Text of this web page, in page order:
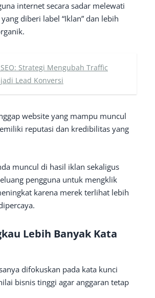
internet secara sadar melewati
diberi label “Iklan” dan lebih
SEO: Strategi Mengubah Traffic
Lead Konversi
website yang mampu muncul
reputasi dan kredibilitas yang
muncul di hasil iklan sekaligus
pengguna untuk mengklik
karena merek terlihat lebih
Lebih Banyak Kata
difokuskan pada kata kunci
bisnis tinggi agar anggaran tetap